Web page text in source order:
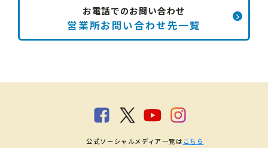
お電話でのお問い合わせ
営業所お問い合わせ先一覧
公式ソーシャルメディア一覧は こちら